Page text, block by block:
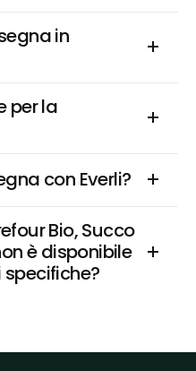
in
per la
con Everli?
Bio, Succo
è disponibile